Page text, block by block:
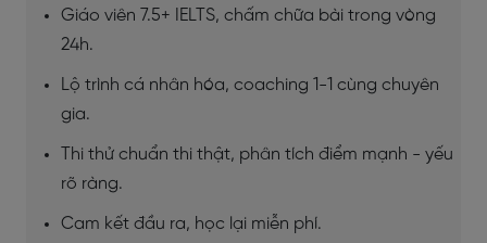
Giáo viên 7.5+ IELTS, chấm chữa bài trong vòng
24h.
Lộ trình cá nhân hóa, coaching 1-1 cùng chuyên
gia.
Thi thử chuẩn thi thật, phân tích điểm mạnh - yếu
rõ ràng.
Cam kết đầu ra, học lại miễn phí.